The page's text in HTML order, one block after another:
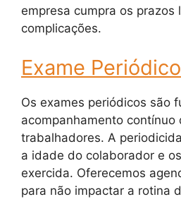
empresa cumpra os prazos
complicações.
Exame Periódico
Os exames periódicos são
acompanhamento contínuo
trabalhadores. A
a idade do colaborador e
exercida. Oferecemos
para não impactar a rotina